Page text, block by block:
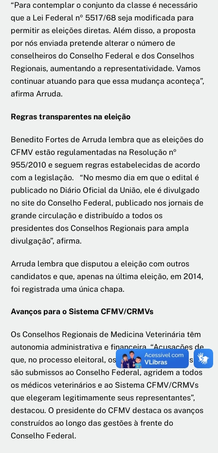
“Para contemplar o conjunto da classe é necessário
que a Lei Federal nº 5517/68 seja modificada para
permitir as eleições diretas. Além disso, a proposta
por nós enviada pretende alterar o número de
conselheiros do Conselho Federal e dos Conselhos
Regionais, aumentando a representatividade. Vamos
continuar atuando para que essa mudança aconteça”,
afirma Arruda.
Regras transparentes na eleição
Benedito Fortes de Arruda lembra que as eleições do
CFMV estão regulamentadas na Resolução nº
955/2010 e seguem regras estabelecidas de acordo
com a legislação. “No mesmo dia em que o edital é
publicado no Diário Oficial da União, ele é divulgado
no site do Conselho Federal, publicado nos jornais de
grande circulação e distribuído a todos os
presidentes dos Conselhos Regionais para ampla
divulgação”, afirma.
Arruda lembra que disputou a eleição com outros
candidatos e que, apenas na última eleição, em 2014,
foi registrada uma única chapa.
Avanços para o Sistema CFMV/CRMVs
Os Conselhos Regionais de Medicina Veterinária têm
autonomia administrativa e financeira. “Acusações de
que, no processo eleitoral, os Conselhos Regionais
são submissos ao Conselho Federal, agridem a todos
os médicos veterinários e ao Sistema CFMV/CRMVs
que elegeram legitimamente seus representantes”,
destacou. O presidente do CFMV destaca os avanços
construídos ao longo das gestões à frente do
Conselho Federal.